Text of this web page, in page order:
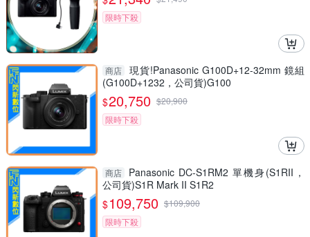
限時下殺
商店
現貨!Panasonic G100D+12-32mm 鏡組
(G100D+1232，公司貨)G100
$20,750 $20,900
限時下殺
商店
Panasonic DC-S1RM2 單機身(S1RII，
公司貨)S1R Mark II S1R2
$109,750 $109,900
限時下殺